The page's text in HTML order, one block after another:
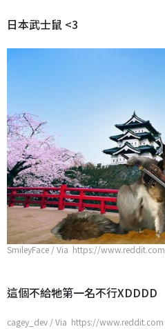
日本武士鼠 <3
SmileyFace / Via https://www.reddit.com
這個不給牠第一名不行XDDDD
cagey_dev / Via https://www.reddit.com